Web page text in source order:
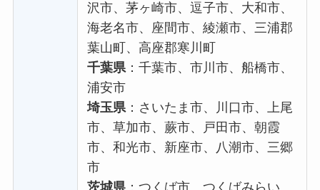
沢市、茅ヶ崎市、逗子市、大和市、
海老名市、座間市、綾瀬市、三浦郡
葉山町、高座郡寒川町
千葉県：千葉市、市川市、船橋市、
浦安市
埼玉県：さいたま市、川口市、上尾
市、草加市、蕨市、戸田市、朝霞
市、和光市、新座市、八潮市、三郷
市